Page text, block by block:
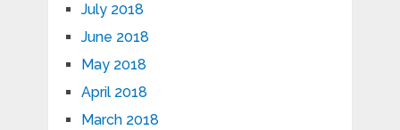
July 2018
June 2018
May 2018
April 2018
March 2018